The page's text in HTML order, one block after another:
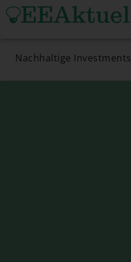
Nachhaltige Investments